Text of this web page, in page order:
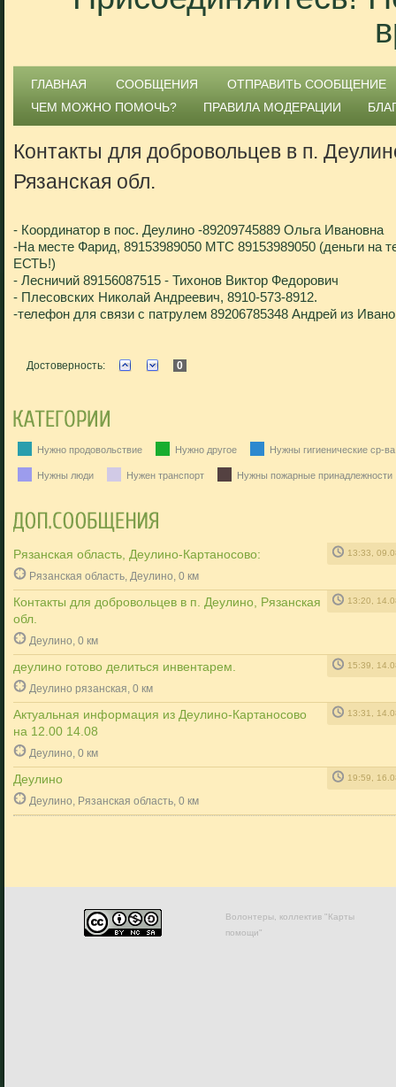
ГЛАВНАЯ СООБЩЕНИЯ
ОТПРАВИТЬ СООБЩЕНИЕ
ЧЕМ МОЖНО ПОМОЧЬ?
ПРАВИЛА МОДЕРАЦИИ
Контакты для добровольцев в п.
Рязанская обл.
- Координатор в пос. Деулино -89209745889 Ольга Ивановна
-На месте Фарид, 89153989050 МТС 89153989050 (деньги на
ЕСТЬ!)
- Лесничий 89156087515 - Тихонов Виктор Федорович
- Плесовских Николай Андреевич, 8910-573-8912.
-телефон для связи с патрулем 89206785348 Андрей из
Достоверность: 0
Нужно продовольствие Нужно другое Нужны гигиенические ср-ва
Нужны люди Нужен транспорт Нужны пожарные принадлежности
Рязанская область, Деулино-Картаносово: 13:33,
Рязанская область, Деулино, 0 км
Контакты для добровольцев в п. Деулино, Рязанская
обл.
13:20,
Деулино, 0 км
деулино готово делиться инвентарем. 15:39,
Деулино рязанская, 0 км
Актуальная информация из Деулино-Картаносово
на 12.00 14.08
13:31,
Деулино, 0 км
Деулино 19:59,
Деулино, Рязанская область, 0 км
Волонтеры, коллектив "Карты
помощи"